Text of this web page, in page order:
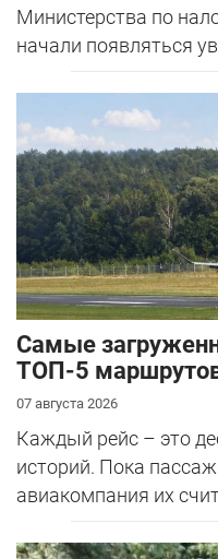
Министерства по
начали появляться
Самые
ТОП-5
07 августа 2026
Каждый рейс – это
историй. Пока
авиакомпания их